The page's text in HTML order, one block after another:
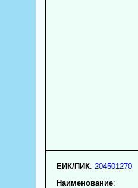
ЕИК/ПИК: 204501270
Наименование: